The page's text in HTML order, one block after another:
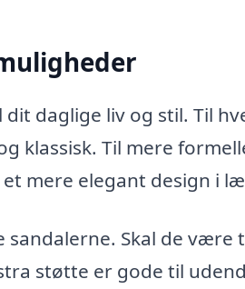
daglige liv og stil. Til
klassisk. Til mere
mere elegant design i
Skal de være
støtte er gode til